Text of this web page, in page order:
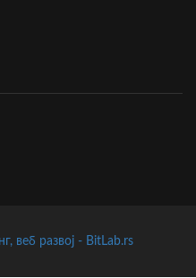
веб развој - BitLab.rs